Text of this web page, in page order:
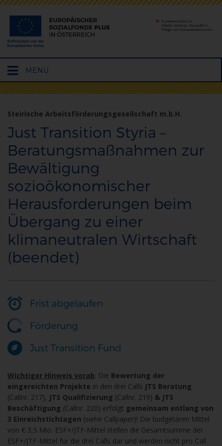
Hauptmenü
öffnen
MENÜ
Steirische Arbeitsförderungsgesellschaft m.b.H.
Just Transition Styria –
Beratungsmaßnahmen zur
Bewältigung
sozioökonomischer
Herausforderungen beim
Übergang zu einer
klimaneutralen Wirtschaft
(beendet)
Frist abgelaufen
Förderung
Just Transition Fund
Wichtiger Hinweis vorab: Die Bewertung der
eingereichten Projekte in den drei Calls JTS Beratung
(Callnr. 217), JTS Qualifizierung (Callnr. 219) & JTS
Beschäftigung (Callnr. 220) erfolgt gemeinsam entlang von
3 Einreichstichtagen (siehe Callpaper)! Die budgetären Mittel
von € 3,5 Mio. ESF+/JTF-Mittel stellen die Gesamtsumme der
ESF+/JTF-Mittel für die drei Calls dar und werden nicht pro Call